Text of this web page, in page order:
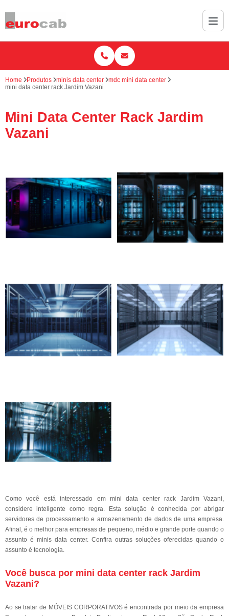
Home Produtos minis data center
mdc mini data center
mini data center rack Jardim Vazani
Mini Data Center Rack Jardim
Vazani
Como você está interessado em mini data center rack Jardim Vazani,
considere inteligente como regra. Esta solução é conhecida por abrigar
servidores de processamento e armazenamento de dados de uma empresa.
Afinal, é o melhor para empresas de pequeno, médio e grande porte quando o
assunto é minis data center. Confira outras soluções oferecidas quando o
assunto é tecnologia.
Você busca por mini data center rack Jardim
Vazani?
Ao se tratar de MÓVEIS CORPORATIVOS é encontrada por meio da empresa